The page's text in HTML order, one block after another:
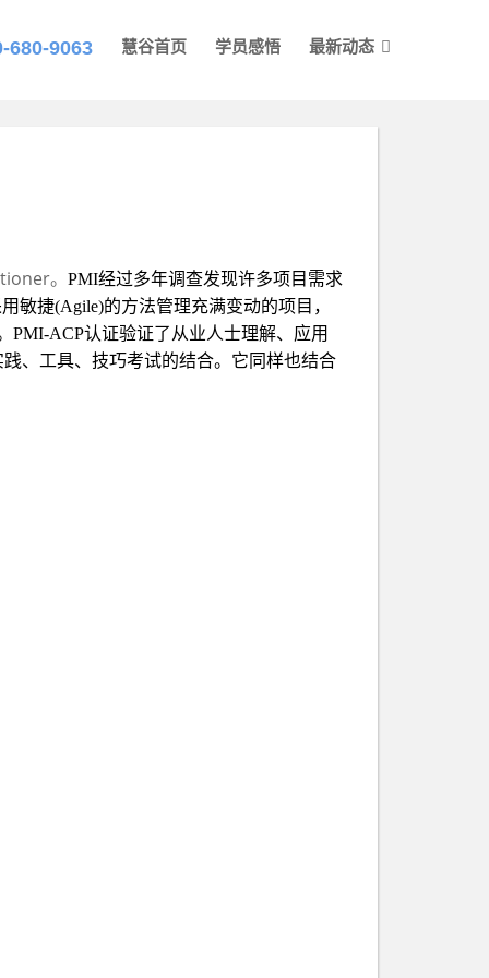
680-9063 慧谷首页 学员感悟 最新动态
。 PMI经过多年调查发现许多项目需求
敏捷(Agile)的方法管理充满变动的项目，
PMI-ACP认证验证了从业人士理解、应用
、工具、技巧考试的结合。它同样也结合